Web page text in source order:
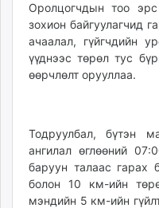
shuum.mn
times.mn
tvmongolia.mn
mass.mn
toim.mn
tac.mn
paparazzi.mn
unread.today
Оролцогчдын тоо эрс
зохион байгуулагчид
ачаалал, гүйгчдийн
үүднээс төрөл тус
өөрчлөлт орууллаа.
Тодруулбал, бүтэн
ангилал өглөөний
баруун талаас гарах
болон 10 км-ийн
мэндийн 5 км-ийн